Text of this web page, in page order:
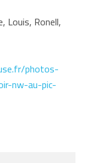
Louis, Ronell,
photos-
nw-au-pic-